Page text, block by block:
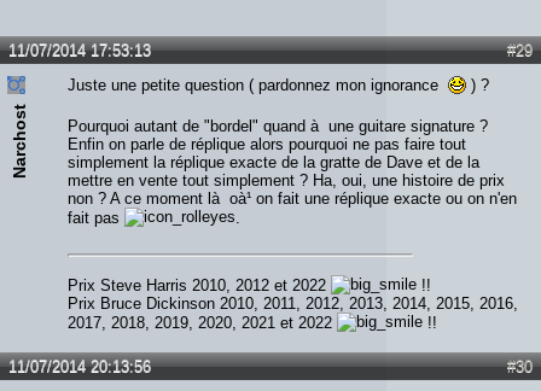
#29
11/07/2014 17:53:13
Narchost
Juste une petite question ( pardonnez mon ignorance ) ?
Pourquoi autant de "bordel" quand à une guitare signature ?
Enfin on parle de réplique alors pourquoi ne pas faire tout
simplement la réplique exacte de la gratte de Dave et de la
mettre en vente tout simplement ? Ha, oui, une histoire de prix
non ? A ce moment là oà¹ on fait une réplique exacte ou on n'en
fait pas
.
Prix Steve Harris 2010, 2012 et 2022
!!
Prix Bruce Dickinson 2010, 2011, 2012, 2013, 2014, 2015, 2016,
2017, 2018, 2019, 2020, 2021 et 2022
!!
#30
11/07/2014 20:13:56